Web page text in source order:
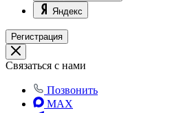
Яндекс
Регистрация
Связаться с нами
Позвонить
MAX